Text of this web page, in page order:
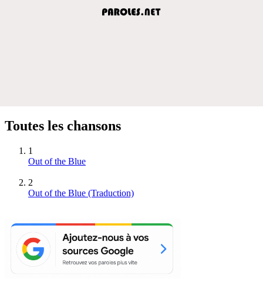
Toutes les chansons
1
Out of the Blue
2
Out of the Blue (Traduction)